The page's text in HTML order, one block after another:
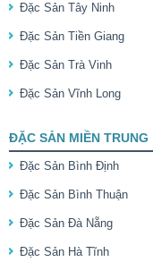
Đặc Sản Tây Ninh
Đặc Sản Tiền Giang
Đặc Sản Trà Vinh
Đặc Sản Vĩnh Long
ĐẶC SẢN MIỀN TRUNG
Đặc Sản Bình Định
Đặc Sản Bình Thuận
Đặc Sản Đà Nẵng
Đặc Sản Hà Tĩnh